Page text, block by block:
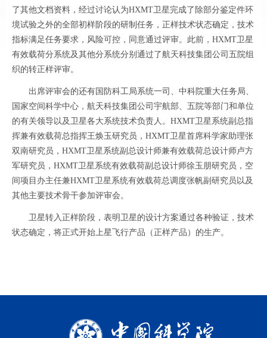
了其他文档资料，经过讨论认为HXMT卫星完成了除部分鉴定件环
境试验之外的全部初样阶段的研制任务，正样技术状态确定，技术
指标满足任务要求，风险可控，同意通过评审。此前，HXMT卫星
有效载荷分系统及其他分系统分别通过了航天科技集团公司五院组
织的转正样评审。
出席评审会的还有国防科工局系统一司、中科院重大任务局、
国家空间科学中心，航天科技集团公司宇航部、五院等部门和单位
的有关领导以及卫星各大系统技术负责人。HXMT卫星系统副总指
挥兼有效载荷总指挥王焕玉研究员，HXMT卫星首席科学家助理张
双南研究员，HXMT卫星系统副总设计师兼有效载荷总设计师卢方
军研究员，HXMT卫星系统有效载荷副总设计师徐玉朋研究员，空
间项目办主任兼HXMT卫星系统有效载荷总调度张帆副研究员以及
其他主要技术骨干参加评审会。
卫星转入正样阶段，表明卫星的设计方案通过各种验证，技术
状态确定，将正式开始上星飞行产品（正样产品）的生产。